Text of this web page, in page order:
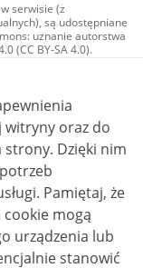
serwisie (z
są udostępniane
uznanie autorstwa
(CC BY-SA 4.0).
zdjęcia, materiały
na licencji typu
użycie
4.0 (CC BY-
inaczej.
witryny oraz do
nim
że
mogą
urządzenia lub
stanowić